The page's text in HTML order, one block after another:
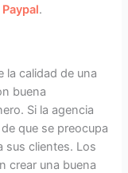
Paypal.
la calidad de una
buena
Si la agencia
que se preocupa
sus clientes. Los
crear una buena